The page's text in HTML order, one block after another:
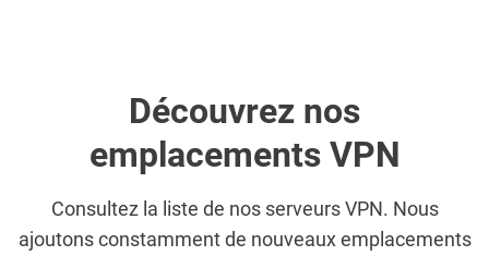
Découvrez nos
emplacements VPN
Consultez la liste de nos serveurs VPN. Nous
ajoutons constamment de nouveaux emplacements